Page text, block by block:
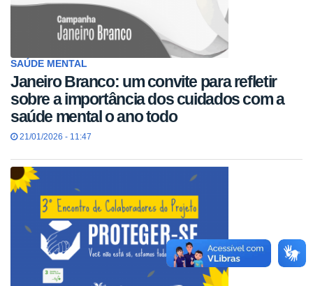
SAÚDE MENTAL
Janeiro Branco: um convite para refletir
sobre a importância dos cuidados com a
saúde mental o ano todo
21/01/2026 - 11:47